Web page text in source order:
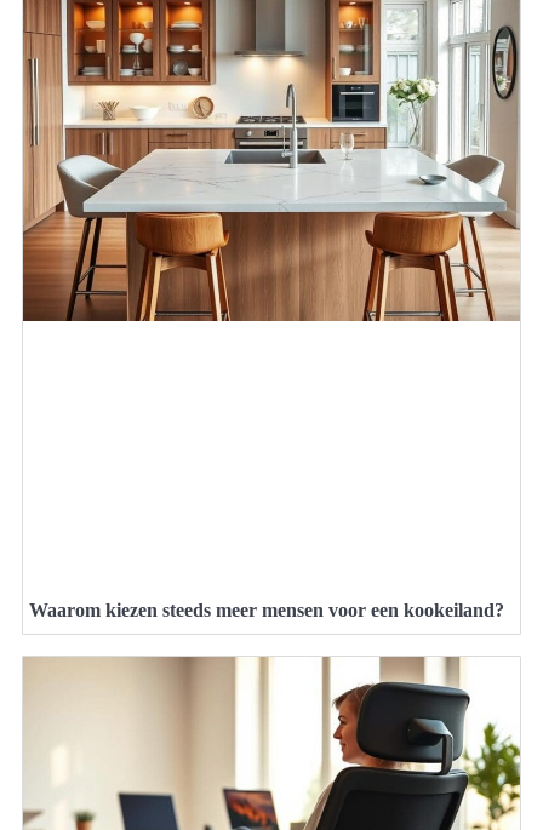
Waarom kiezen steeds meer mensen voor een kookeiland?